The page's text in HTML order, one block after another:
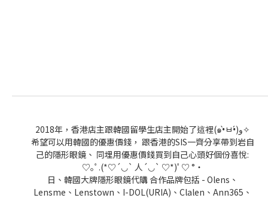
2018年，香港店主跟韓國留學生店主開始了這裡(๑•̀ㅂ•́)و✧
希望可以用韓國的優惠價錢， 跟香港的SIS一齊分享帶到岩自
己的隱形眼鏡、 同埋用優惠價錢買到自己心頭好個份喜悅:
♡｡ﾟ.(*♡´◡` 人´◡` ♡*)ﾟ♡ °・
日、韓國大牌隱形眼鏡代購 合作品牌包括 - Olens、
Lensme、Lenstown、I-DOL(URIA)、Clalen、Ann365、